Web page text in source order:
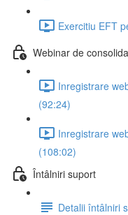
Exercitiu EFT
Webinar de
Inregistrare
(92:24)
Inregistrare
(108:02)
Întâlniri suport
Detalii întâlniri